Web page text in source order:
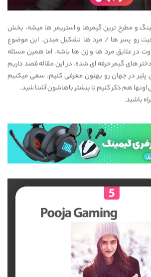
و مطرح ترین گیمرها و استریمر ها میشه، بخش
رو پسر ها / مرد ها تشکیل میدن. این موضوع
در علایق مرد ها و زن ها باشه. اما همین مسئله
های گیمر حرفه ای شده. در این مقاله قصد داریم
پلیر در جهان رو بهتون معرفی کنیم. سعی میکنیم
اونها هم ذکر کنیم تا بیشتر باهاشون آشنا شید.
باشید.